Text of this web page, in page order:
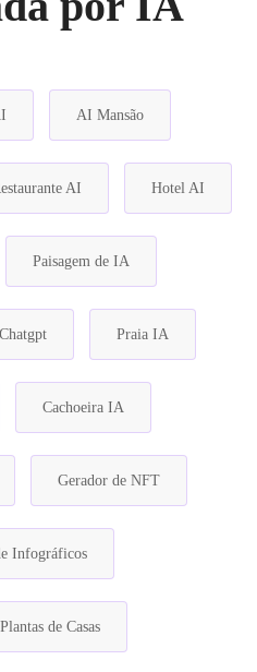
AI Mansão
AI Hotel AI
Paisagem de IA
Praia IA
Cachoeira IA
Gerador de NFT
Infográficos
de Casas